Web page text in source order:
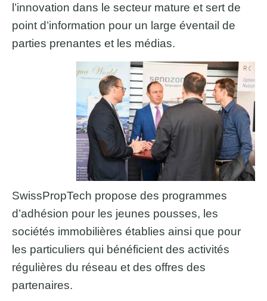
l’innovation dans le secteur mature et sert de
point d’information pour un large éventail de
parties prenantes et les médias.
SwissPropTech propose des programmes
d’adhésion pour les jeunes pousses, les
sociétés immobilières établies ainsi que pour
les particuliers qui bénéficient des activités
régulières du réseau et des offres des
partenaires.